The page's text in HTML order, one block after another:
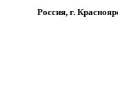
Россия, г.